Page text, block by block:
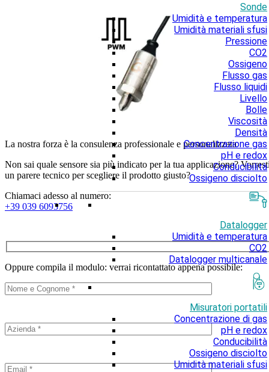
Sonde
Umidità e temperatura
Umidità materiali sfusi
Pressione
CO2
Ossigeno
Flusso gas
Flusso liquidi
Livello
Bolle
Viscosità
Densità
Concentrazione gas
pH e redox
Conducibilità
Ossigeno disciolto
Datalogger
Umidità e temperatura
CO2
Datalogger multicanale
Misuratori portatili
Concentrazione di gas
pH e redox
Conducibilità
Ossigeno disciolto
Umidità materiali sfusi
La nostra forza è la consulenza professionale e personalizzata
Non sai quale sensore sia più indicato per la tua applicazione?
un parere tecnico per scegliere il prodotto giusto?
Chiamaci adesso al numero:
+39 039 6093756
Oppure compila il modulo: verrai ricontattato appena possibile: